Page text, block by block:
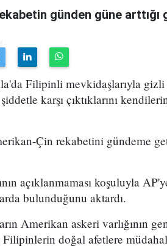
günden güne arttığı
Filipinli mevkidaşlarıyla gizli
karşı çıktıklarını
Çin rekabetini gündeme
açıklanmaması koşuluyla
bulunduğunu aktardı.
Amerikan askeri varlığının
Filipinlerin doğal afetlere